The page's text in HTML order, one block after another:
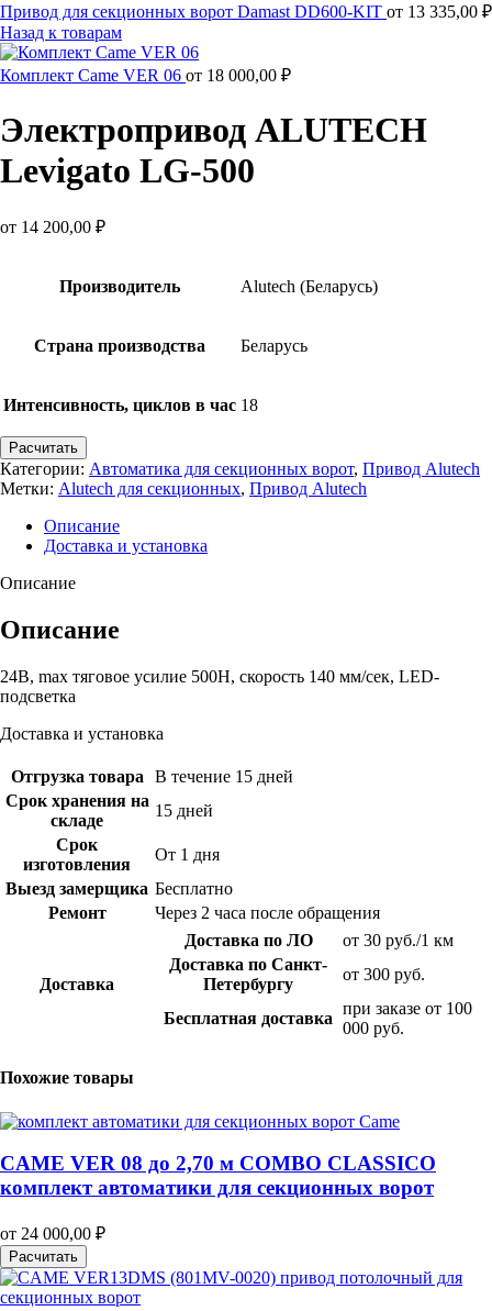
Привод для секционных ворот Damast DD600-KIT от 13 335,00 ₽
Назад к товарам
Комплект Came VER 06 от 18 000,00 ₽
Электропривод ALUTECH
Levigato LG-500
от 14 200,00 ₽
Производитель Alutech (Беларусь)
Страна производства Беларусь
Интенсивность, циклов в час 18
Расчитать
Категории: Автоматика для секционных ворот, Привод Alutech
Метки: Alutech для секционных, Привод Alutech
Описание
Доставка и установка
Описание
Описание
24В, max тяговое усилие 500Н, скорость 140 мм/сек, LED-
подсветка
Доставка и установка
Отгрузка товара
В течение 15 дней
Срок хранения на
складе
15 дней
Срок
изготовления
От 1 дня
Выезд замерщика Бесплатно
Ремонт
Через 2 часа после обращения
Доставка
Доставка по ЛО
от 30 руб./1 км
Доставка по Санкт-
Петербургу
от 300 руб.
Бесплатная доставка
при заказе от 100
000 руб.
Похожие товары
CAME VER 08 до 2,70 м COMBO CLASSICO
комплект автоматики для секционных ворот
от 24 000,00 ₽
Расчитать